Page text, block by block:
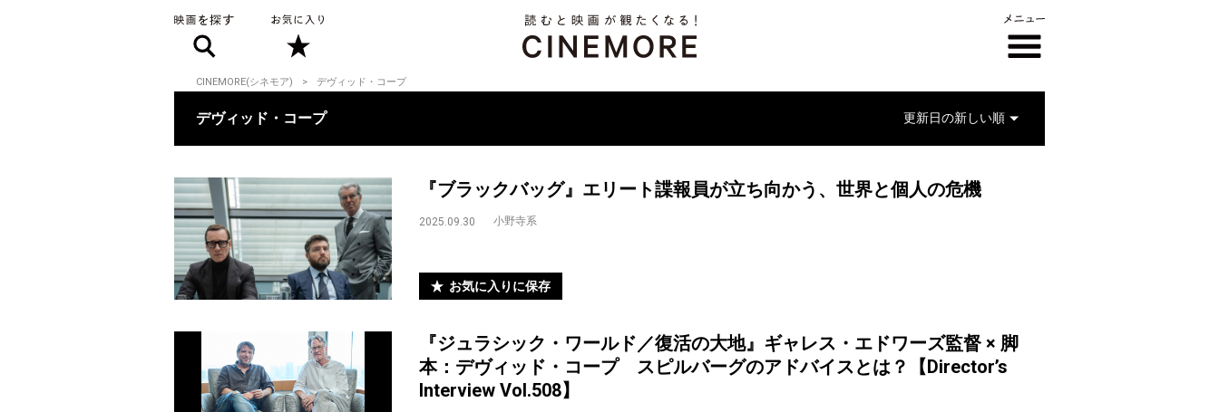
CINEMORE(シネモア) デヴィッド・コープ
デヴィッド・コープ
『ブラックバッグ』エリート諜報員が立ち向かう、世界と個人の危機
2025.09.30 小野寺系
お気に入りに保存
『ジュラシック・ワールド／復活の大地』ギャレス・エドワーズ監督 × 脚
本：デヴィッド・コープ スピルバーグのアドバイスとは？【Director’s
Interview Vol.508】